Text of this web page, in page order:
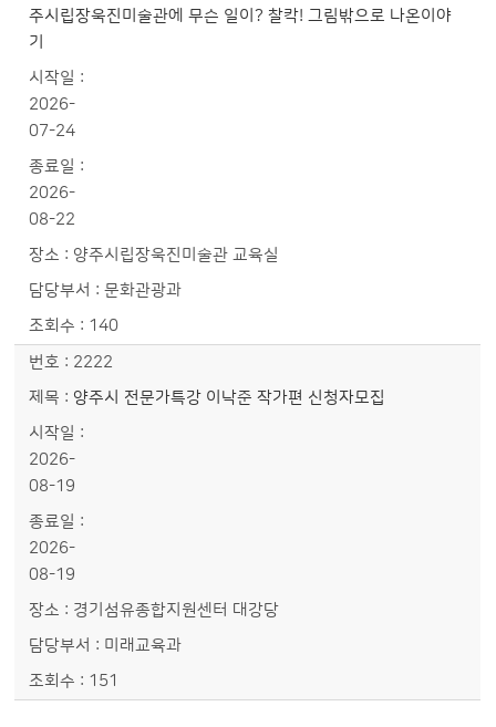
주시립장욱진미술관에 무슨 일이? 찰칵! 그림밖으로 나온이야
기
2026-
07-24
2026-
08-22
양주시립장욱진미술관 교육실
문화관광과
140
2222
양주시 전문가특강 이낙준 작가편 신청자모집
2026-
08-19
2026-
08-19
경기섬유종합지원센터 대강당
미래교육과
151